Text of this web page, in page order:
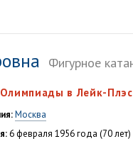
Фигурное
в Лейк-
Москва
6 февраля 1956 года (70 лет)